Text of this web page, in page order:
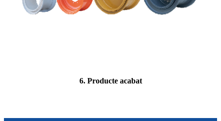
6. Producte acabat